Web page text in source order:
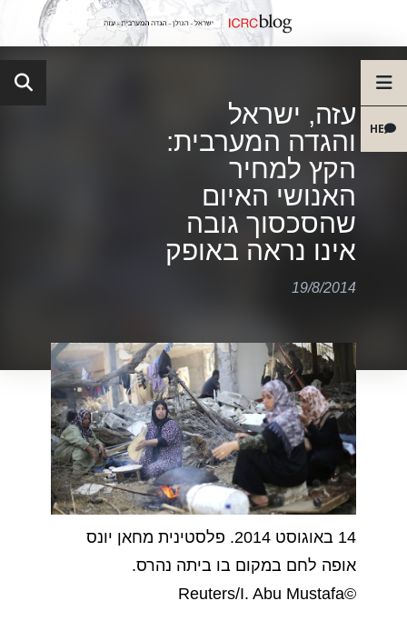
HE
עזה, ישראל
והגדה המערבית:
הקץ למחיר
האנושי האיום
שהסכסוך גובה
אינו נראה באופק
19/8/2014
14 באוגוסט 2014. פלסטינית מחאן יונס
אופה לחם במקום בו ביתה נהרס.
©Reuters/I. Abu Mustafa